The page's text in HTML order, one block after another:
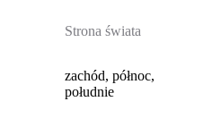
Strona świata
zachód, północ,
południe